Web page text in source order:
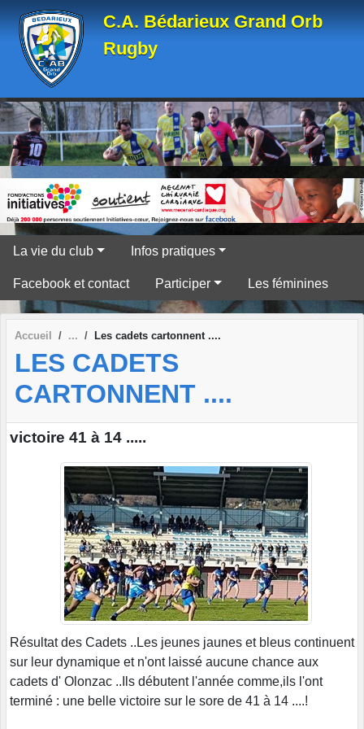
C.A. Bédarieux Grand Orb
Rugby
La vie du club Infos pratiques
Facebook et contact Participer Les féminines
Accueil Les cadets cartonnent ....
LES CADETS
CARTONNENT ....
victoire 41 à 14 .....
Résultat des Cadets ..Les jeunes jaunes et bleus continuent
sur leur dynamique et n'ont laissé aucune chance aux
cadets d' Olonzac ..Ils débutent l'année comme,ils l'ont
terminé : une belle victoire sur le sore de 41 à 14 ....!
Panneau de gestion des cookies